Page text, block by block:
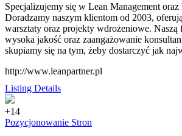
Specjalizujemy się w Lean Management
Doradzamy naszym klientom od 2003,
warsztaty oraz projekty wdrożeniowe. Naszą
wysoka jakość oraz zaangażowanie
skupiamy się na tym, żeby dostarczyć jak
http://www.leanpartner.pl
Listing Details
+14
Pozycjonowanie Stron